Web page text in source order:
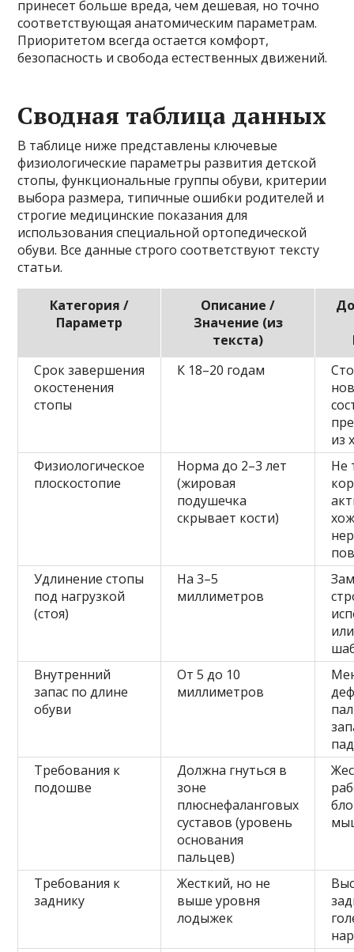
принесет больше вреда, чем дешевая, но точно
соответствующая анатомическим параметрам.
Приоритетом всегда остается комфорт,
безопасность и свобода естественных движений.
Сводная таблица данных
В таблице ниже представлены ключевые
физиологические параметры развития детской
стопы, функциональные группы обуви, критерии
выбора размера, типичные ошибки родителей и
строгие медицинские показания для
использования специальной ортопедической
обуви. Все данные строго соответствуют тексту
статьи.
Категория /
Параметр
Описание /
Значение (из
текста)
Срок завершения
окостенения
стопы
К 18–20 годам
из
Физиологическое
плоскостопие
Норма до 2–3 лет
(жировая
подушечка
скрывает кости)
Не
Удлинение стопы
под нагрузкой
(стоя)
На 3–5
миллиметров
Внутренний
запас по длине
обуви
От 5 до 10
миллиметров
Требования к
подошве
Должна гнуться в
зоне
плюснефаланговых
суставов (уровень
основания
пальцев)
Требования к
заднику
Жесткий, но не
выше уровня
лодыжек